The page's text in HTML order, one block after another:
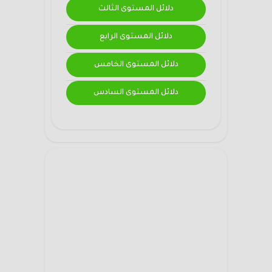
دلائل المستوى الثالث
دلائل المستوى الرابع
دلائل المستوى الخامس
دلائل المستوى السادس